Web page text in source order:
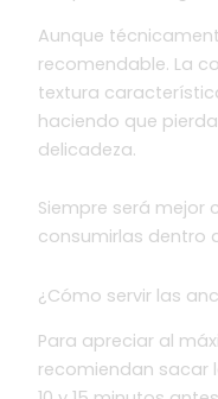
Aunque
recomendable. La
textura
haciendo que
delicadeza.
Siempre será mejor
consumirlas dentro
¿Cómo servir las
Para apreciar al
recomiendan sacar